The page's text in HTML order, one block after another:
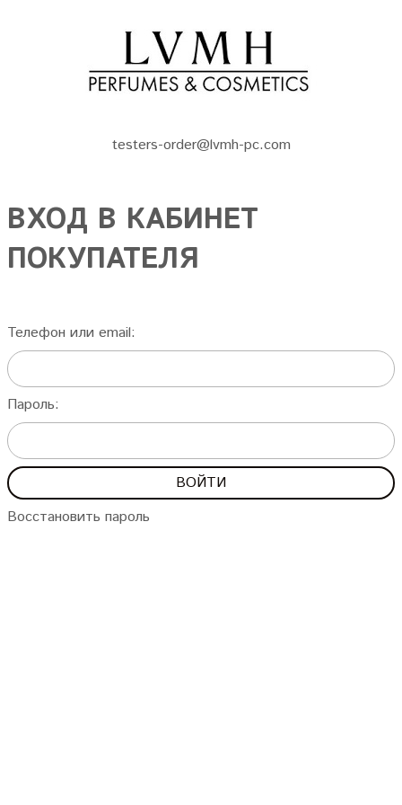
testers-order@lvmh-pc.com
ВХОД В КАБИНЕТ
ПОКУПАТЕЛЯ
Телефон или email:
Пароль:
Восстановить пароль